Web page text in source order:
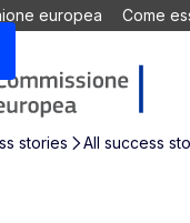
europea Come
stories All success